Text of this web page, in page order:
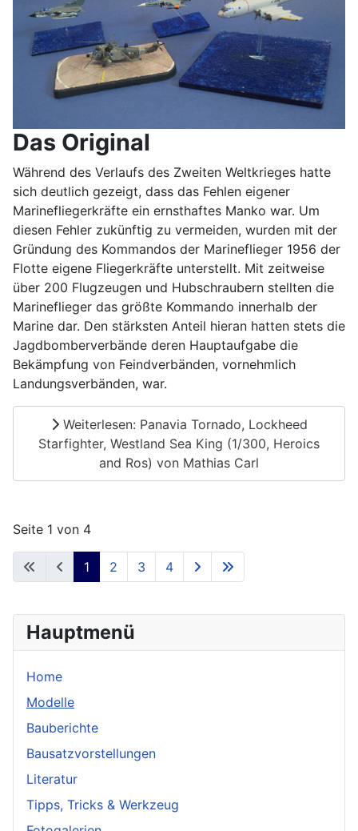
Hauptmenü
Home
Modelle
Bauberichte
Bausatzvorstellungen
Literatur
Tipps, Tricks & Werkzeug
Das Original
Während des Verlaufs des Zweiten Weltkrieges hatte
sich deutlich gezeigt, dass das Fehlen eigener
Marinefliegerkräfte ein ernsthaftes Manko war. Um
diesen Fehler zukünftig zu vermeiden, wurden mit der
Gründung des Kommandos der Marineflieger 1956 der
Flotte eigene Fliegerkräfte unterstellt. Mit zeitweise
über 200 Flugzeugen und Hubschraubern stellten die
Marineflieger das größte Kommando innerhalb der
Marine dar. Den stärksten Anteil hieran hatten stets die
Jagdbomberverbände deren Hauptaufgabe die
Bekämpfung von Feindverbänden, vornehmlich
Landungsverbänden, war.
Weiterlesen: Panavia Tornado, Lockheed
Starfighter, Westland Sea King (1/300, Heroics
and Ros) von Mathias Carl
Seite 1 von 4
1 2 3 4